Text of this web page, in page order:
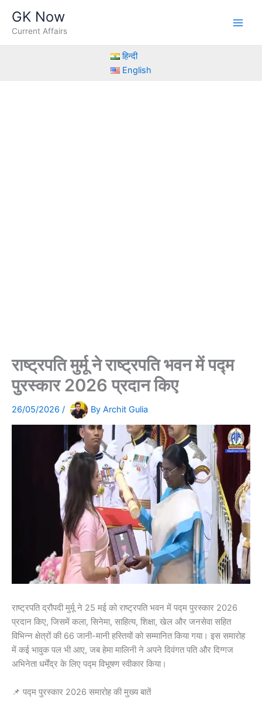
content
GK Now
Current Affairs
हिन्दी
English
राष्ट्रपति मुर्मू ने राष्ट्रपति भवन में पद्म
पुरस्कार 2026 प्रदान किए
26/05/2026 / By Archit Gulia
राष्ट्रपति द्रौपदी मुर्मू ने 25 मई को राष्ट्रपति भवन में पद्म पुरस्कार 2026
प्रदान किए, जिसमें कला, सिनेमा, साहित्य, शिक्षा, खेल और जनसेवा सहित
विभिन्न क्षेत्रों की 66 जानी-मानी हस्तियों को सम्मानित किया गया। इस समारोह
में कई भावुक पल भी आए, जब हेमा मालिनी ने अपने दिवंगत पति और दिग्गज
अभिनेता धर्मेंद्र के लिए पद्म विभूषण स्वीकार किया।
📌 पद्म पुरस्कार 2026 समारोह की मुख्य बातें